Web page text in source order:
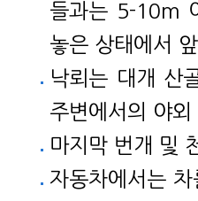
들과는 5-10m
놓은 상태에서
낙뢰는 대개 산
주변에서의 야
마지막 번개 및
자동차에서는